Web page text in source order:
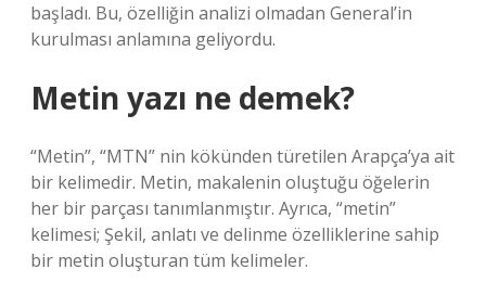
başladı. Bu, özelliğin analizi olmadan General’in
kurulması anlamına geliyordu.
Metin yazı ne demek?
“Metin”, “MTN” nin kökünden türetilen Arapça’ya ait
bir kelimedir. Metin, makalenin oluştuğu öğelerin
her bir parçası tanımlanmıştır. Ayrıca, “metin”
kelimesi; Şekil, anlatı ve delinme özelliklerine sahip
bir metin oluşturan tüm kelimeler.